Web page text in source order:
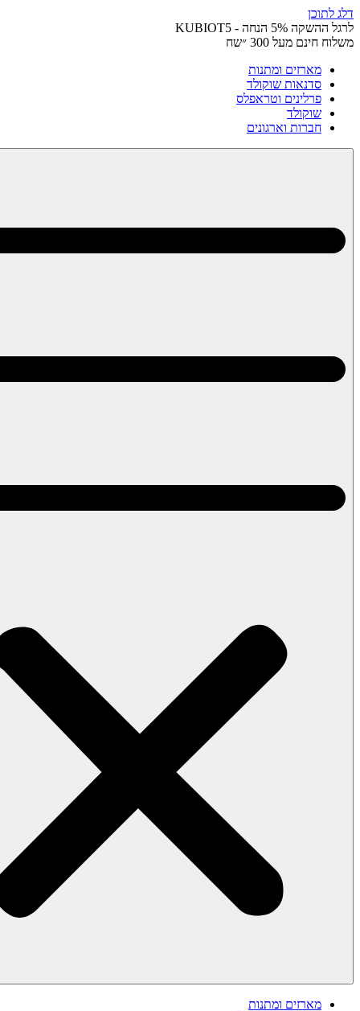
דלג לתוכן
לרגל ההשקה 5% הנחה - KUBIOT5
משלוח חינם מעל 300 ״שח
מארזים ומתנות
סדנאות שוקולד
פרלינים וטראפלס
שוקולד
חברות וארגונים
מארזים ומתנות